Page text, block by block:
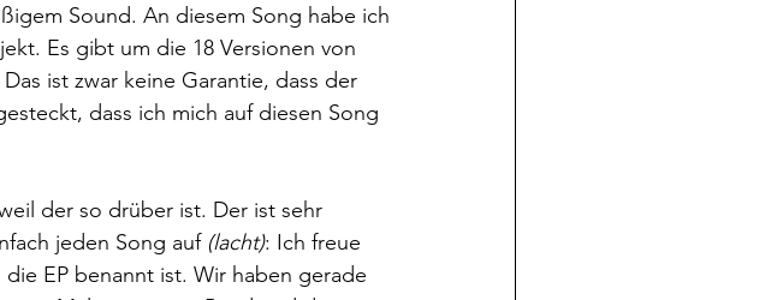
Sound. An diesem Song habe ich
Es gibt um die 18 Versionen von
ist zwar keine Garantie, dass der
dass ich mich auf diesen Song
der so drüber ist. Der ist sehr
jeden Song auf (lacht): Ich freue
EP benannt ist. Wir haben gerade